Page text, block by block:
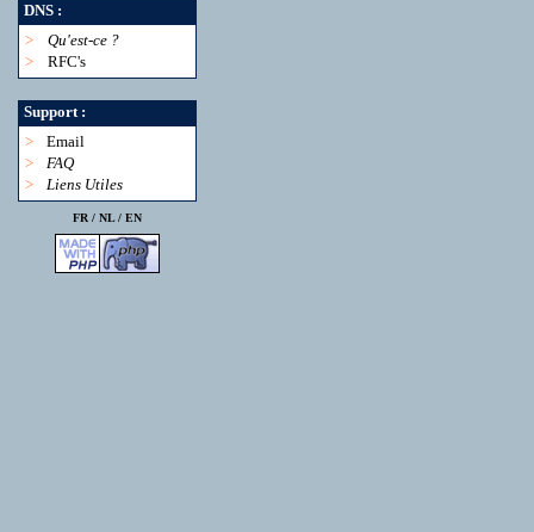
DNS :
>
Qu'est-ce ?
>
RFC's
Support :
>
Email
>
FAQ
>
Liens Utiles
FR / NL/ EN